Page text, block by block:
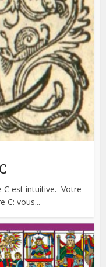
C est intuitive. Votre
C: vous...